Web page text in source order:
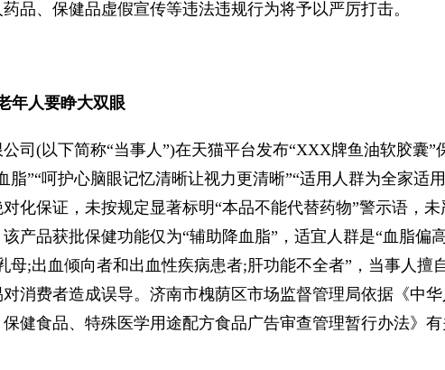
品、保健品虚假宣传等违法违规行为将予以严厉打击。
人要睁大双眼
(以下简称“当事人”)在天猫平台发布“XXX牌鱼油软胶囊”
脂”“呵护心脑眼记忆清晰让视力更清晰”“适用人群为全家适
化保证，未按规定显著标明“本品不能代替药物”警示语，
产品获批保健功能仅为“辅助降血脂”，适宜人群是“血脂偏
母;出血倾向者和出血性疾病患者;肝功能不全者”，当事人擅
消费者造成误导。济南市槐荫区市场监督管理局依据《中
健食品、特殊医学用途配方食品广告审查管理暂行办法》